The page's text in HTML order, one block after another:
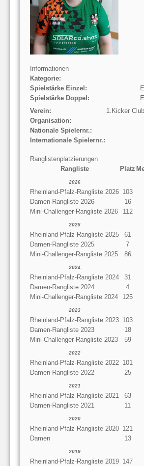
Informationen
Kategorie:
Spielstärke Einzel:
Spielstärke Doppel:
Verein:
1.Kicker
Organisation:
Nationale Spielernr.:
Internationale Spielernr.:
Ranglistenplatzierungen
Rangliste
Platz
2026
Rheinland-Pfalz-Rangliste 2026 103
Damen-Rangliste 2026
16
Mini-Challenger-Rangliste 2026
112
2025
Rheinland-Pfalz-Rangliste 2025 61
Damen-Rangliste 2025
7
Mini-Challenger-Rangliste 2025
86
2024
Rheinland-Pfalz-Rangliste 2024 31
Damen-Rangliste 2024
4
Mini-Challenger-Rangliste 2024
125
2023
Rheinland-Pfalz-Rangliste 2023 103
Damen-Rangliste 2023
18
Mini-Challenger-Rangliste 2023
59
2022
Rheinland-Pfalz-Rangliste 2022 101
Damen-Rangliste 2022
25
2021
Rheinland-Pfalz-Rangliste 2021 63
Damen-Rangliste 2021
11
2020
Rheinland-Pfalz-Rangliste 2020 121
Damen
13
2019
Rheinland-Pfalz-Rangliste 2019 147